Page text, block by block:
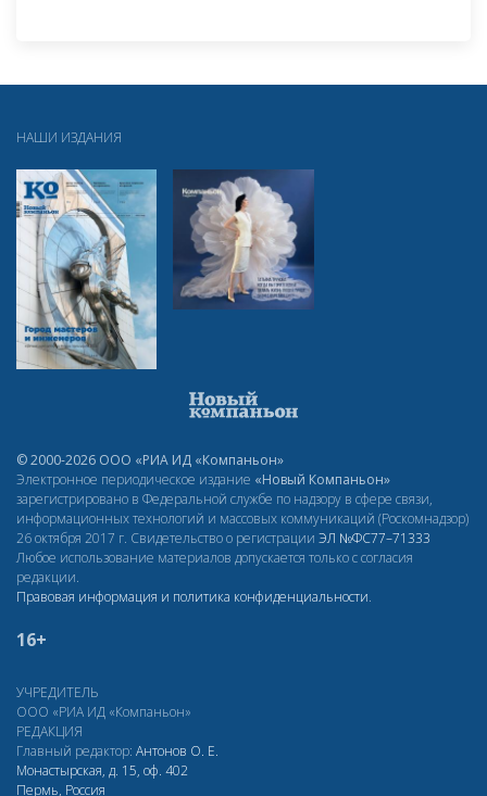
НАШИ ИЗДАНИЯ
© 2000-2026 ООО «РИА ИД «Компаньон»
Электронное периодическое издание «Новый Компаньон»
зарегистрировано в Федеральной службе по надзору в сфере связи,
информационных технологий и массовых коммуникаций (Роскомнадзор)
26 октября 2017 г. Свидетельство о регистрации ЭЛ №ФС77–71333
Любое использование материалов допускается только с согласия
редакции.
Правовая информация и политика конфиденциальности.
16+
УЧРЕДИТЕЛЬ
ООО «РИА ИД «Компаньон»
РЕДАКЦИЯ
Главный редактор: Антонов О. Е.
Монастырская, д. 15, оф. 402
Пермь, Россия